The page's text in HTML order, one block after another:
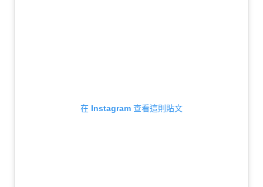
在 Instagram 查看這則貼文